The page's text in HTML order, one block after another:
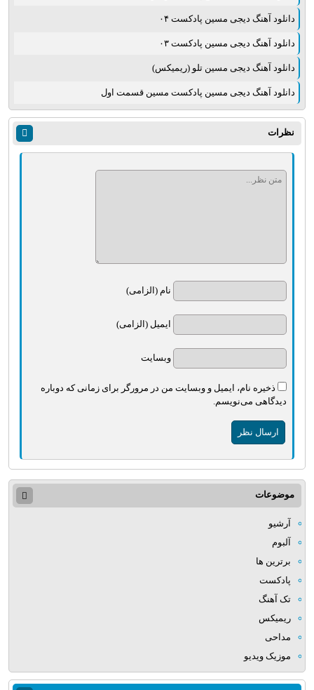
دانلود آهنگ دیجی مسین پادکست ۰۴
دانلود آهنگ دیجی مسین پادکست ۰۳
دانلود آهنگ دیجی مسین تلو (ریمیکس)
دانلود آهنگ دیجی مسین پادکست مسین قسمت اول
نظرات
نام (الزامی)
ایمیل (الزامی)
وبسایت
ذخیره نام، ایمیل و وبسایت من در مرورگر برای زمانی که دوباره
دیدگاهی می‌نویسم.
موضوعات
آرشیو
آلبوم
برترین ها
پادکست
تک آهنگ
ریمیکس
مداحی
موزیک ویدیو